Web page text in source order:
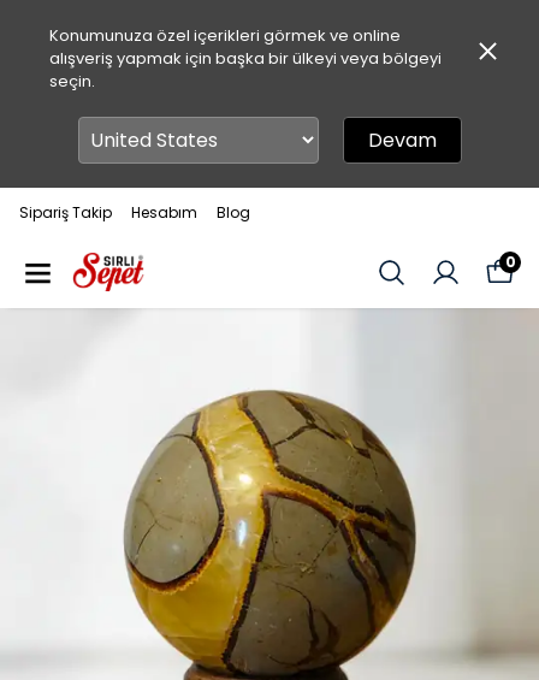
Konumunuza özel içerikleri görmek ve online
alışveriş yapmak için başka bir ülkeyi veya bölgeyi
seçin.
Devam
Sipariş Takip Hesabım Blog
0